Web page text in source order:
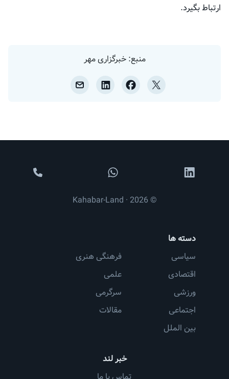
ارتباط بگیرد.
منبع: خبرگزاری مهر
خبر لند
دسته ها
سیاسی
اقتصادی
ورزشی
اجتماعی
بین الملل
فرهنگی هنری
علمی
سرگرمی
مقالات
© 2026 · Kahabar-Land